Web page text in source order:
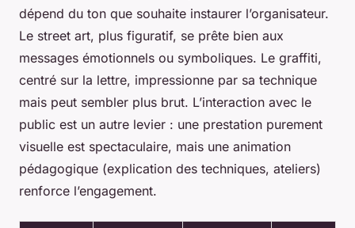
dépend du ton que souhaite instaurer l’organisateur.
Le street art, plus figuratif, se prête bien aux
messages émotionnels ou symboliques. Le graffiti,
centré sur la lettre, impressionne par sa technique
mais peut sembler plus brut. L’interaction avec le
public est un autre levier : une prestation purement
visuelle est spectaculaire, mais une animation
pédagogique (explication des techniques, ateliers)
renforce l’engagement.